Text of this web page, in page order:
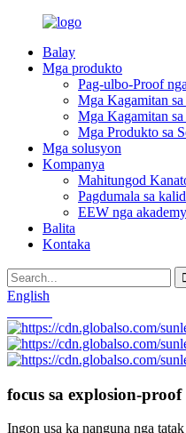
Balay
Mga produkto
Pag-ulbo-Proof
Mga Kagamitan
Mga Kagamitan
Mga Produkto sa
Mga solusyon
Kompanya
Mahitungod
Pagdumala sa
EEW nga
Balita
Kontaka
English
focus sa explosion-
Ingon usa ka nanguna nga